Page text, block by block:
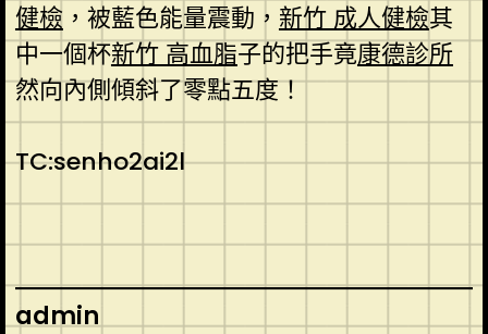
健檢 ，被藍色能量震動， 新竹 成人健檢其
中一個杯新竹 高血脂子的把手竟康德診所
然向內側傾斜了零點五度！
TC:senho2ai2l
admin